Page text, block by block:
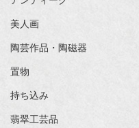
美人画
陶芸作品・陶磁器
置物
持ち込み
翡翠工芸品